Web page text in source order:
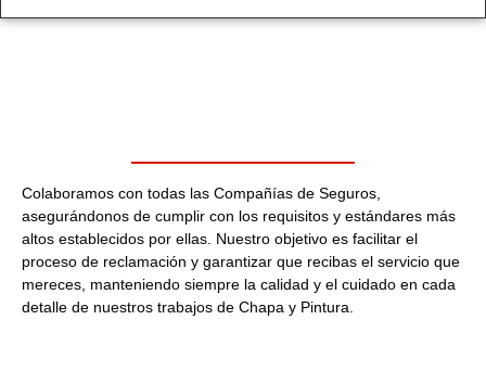
Colaboramos con todas las Compañías de Seguros,
asegurándonos de cumplir con los requisitos y estándares más
altos establecidos por ellas. Nuestro objetivo es facilitar el
proceso de reclamación y garantizar que recibas el servicio que
mereces, manteniendo siempre la calidad y el cuidado en cada
detalle de nuestros trabajos de Chapa y Pintura.